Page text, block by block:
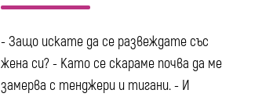
- Защо искате да се развеждате със
жена си? - Като се скараме почва да ме
замерва с тенджери и тигани. - И